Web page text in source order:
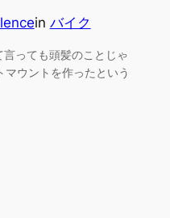
in バイク
っても頭髪のことじゃ
ウントを作ったという